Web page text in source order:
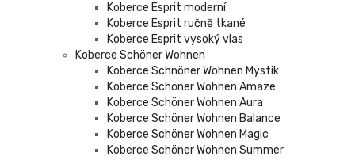
Koberce Esprit moderní
Koberce Esprit ručně tkané
Koberce Esprit vysoký vlas
Koberce Schöner Wohnen
Koberce Schnöner Wohnen Mystik
Koberce Schöner Wohnen Amaze
Koberce Schöner Wohnen Aura
Koberce Schöner Wohnen Balance
Koberce Schöner Wohnen Magic
Koberce Schöner Wohnen Summer